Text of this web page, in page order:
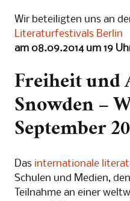
5.
Wir beteiligten uns an
Literaturfestivals Berlin
am 08.09.2014 um 19
Freiheit und
Snowden –
September
Das internationale
Schulen und Medien,
Teilnahme an einer